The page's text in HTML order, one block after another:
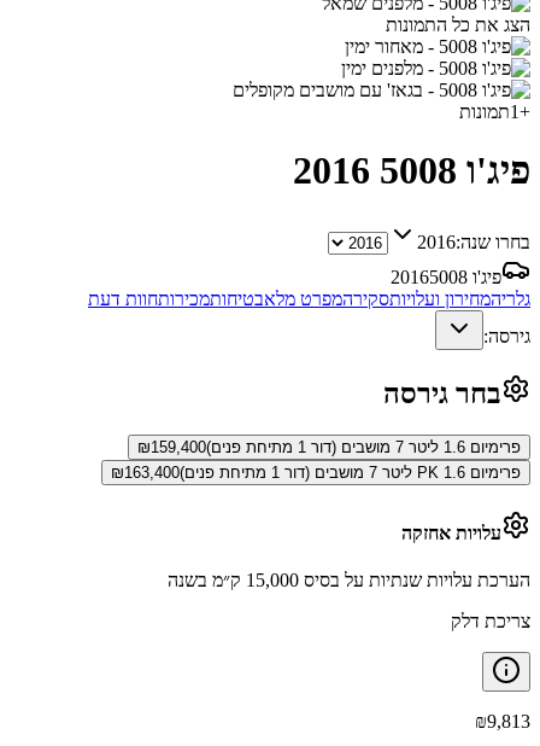
הצג את כל התמונות
+
1תמונות
פיג'ו 5008 2016
בחרו שנה:2016
פיג'ו 5008
2016
גלריהמחירון ועלויותסקירהמפרט מלאבטיחותמכירותחוות דעת
גירסה:
בחר גירסה
פרימיום 1.6 ליטר 7 מושבים (דור 1 מתיחת פנים) ₪159,400
פרימיום PK 1.6 ליטר 7 מושבים (דור 1 מתיחת פנים)
₪163,400
עלויות אחזקה
הערכת עלויות שנתיות על בסיס 15,000 ק״מ בשנה
צריכת דלק
₪9,813